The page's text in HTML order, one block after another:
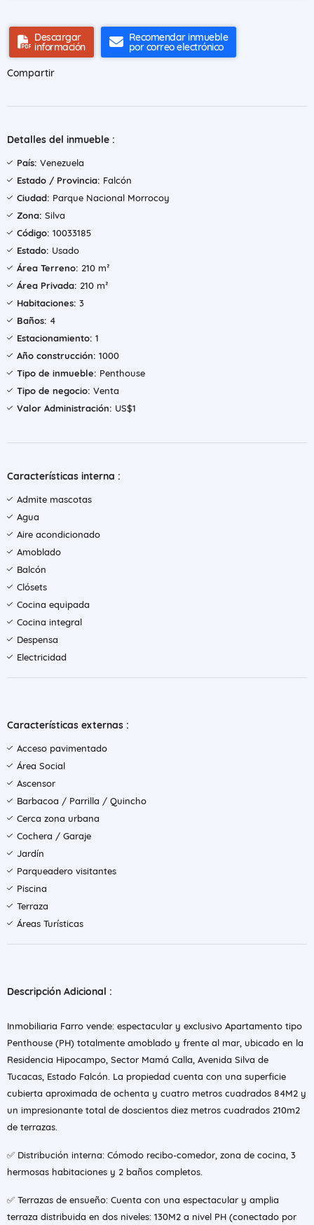
Descargar
información
Recomendar inmueble
por correo electrónico
Compartir
Detalles del inmueble :
País: Venezuela
Estado / Provincia: Falcón
Ciudad: Parque Nacional Morrocoy
Zona: Silva
Código: 10033185
Estado: Usado
Área Terreno: 210 m²
Área Privada: 210 m²
Habitaciones: 3
Baños: 4
Estacionamiento: 1
Año construcción: 1000
Tipo de inmueble: Penthouse
Tipo de negocio: Venta
Valor Administración: US$1
Características interna :
Admite mascotas
Agua
Aire acondicionado
Amoblado
Balcón
Clósets
Cocina equipada
Cocina integral
Despensa
Electricidad
Características externas :
Acceso pavimentado
Área Social
Ascensor
Barbacoa / Parrilla / Quincho
Cerca zona urbana
Cochera / Garaje
Jardín
Parqueadero visitantes
Piscina
Terraza
Áreas Turísticas
Descripción Adicional :
Inmobiliaria Farro vende: espectacular y exclusivo Apartamento tipo
Penthouse (PH) totalmente amoblado y frente al mar, ubicado en la
Residencia Hipocampo, Sector Mamá Calla, Avenida Silva de
Tucacas, Estado Falcón. La propiedad cuenta con una superficie
cubierta aproximada de ochenta y cuatro metros cuadrados 84M2 y
un impresionante total de doscientos diez metros cuadrados 210m2
de terrazas.
✅ Distribución interna: Cómodo recibo-comedor, zona de cocina, 3
hermosas habitaciones y 2 baños completos.
✅ Terrazas de ensueño: Cuenta con una espectacular y amplia
terraza distribuida en dos niveles: 130M2 a nivel PH (conectado por